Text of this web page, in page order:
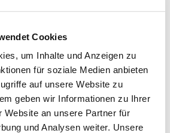
Cookies
um Inhalte und Anzeigen zu
für soziale Medien anbieten
auf unsere Website zu
geben wir Informationen zu Ihrer
Website an unsere Partner für
und Analysen weiter. Unsere
28, 2025